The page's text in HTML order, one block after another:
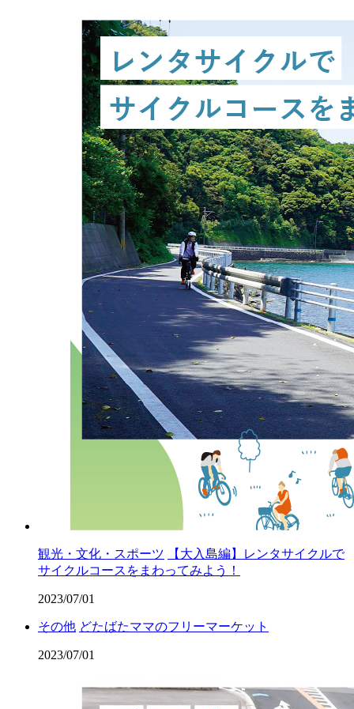
観光・文化・スポーツ
【大入島編】レンタサイクルで
サイクルコースをまわってみよう！
2023/07/01
その他 どたばたママのフリーマーケット
2023/07/01